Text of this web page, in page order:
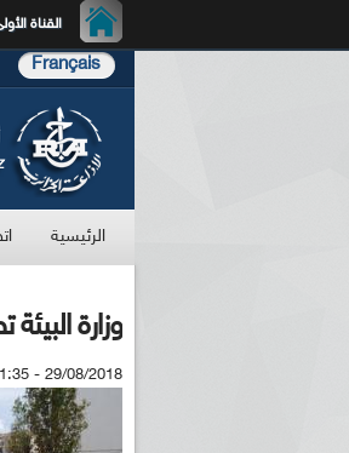
القناة
Français
الرئيسية
وزارة
29/08/2018 - 11:35